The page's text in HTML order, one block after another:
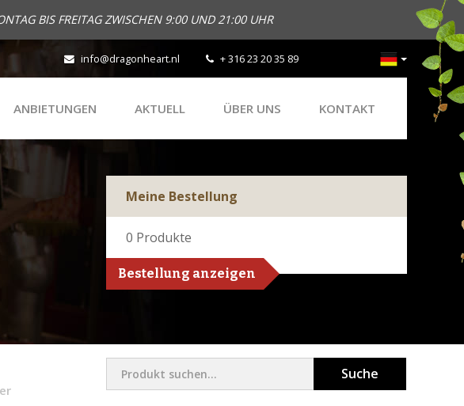
BIS FREITAG ZWISCHEN 9:00 UND 21:00 UHR
info@dragonheart.nl + 316 23 20 35 89
ANBIETUNGEN AKTUELL ÜBER UNS KONTAKT
Meine Bestellung
0 Produkte
Bestellung anzeigen
Suche